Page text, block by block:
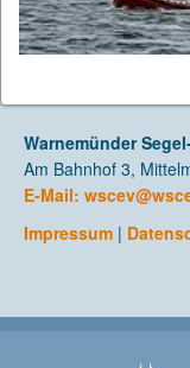
Warnemünder
Am Bahnhof 3,
E-Mail:
Impressum |